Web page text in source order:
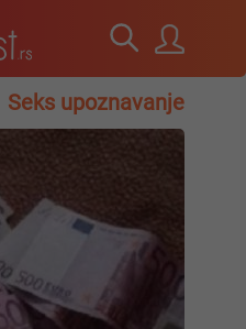
Seks upoznavanje